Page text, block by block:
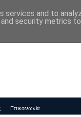
Επικοινωνία
and to
security metrics